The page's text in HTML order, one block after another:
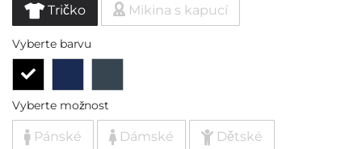
Tričko Mikina s kapucí
Vyberte barvu
Vyberte možnost
Pánské Dámské Dětské